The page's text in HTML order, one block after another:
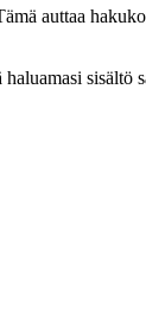
auttaa
sisältö